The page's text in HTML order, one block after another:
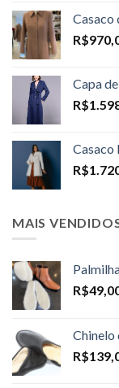
Casaco
R$
Capa
R$
Casaco
R$
MAIS
R$
Chinelo
R$